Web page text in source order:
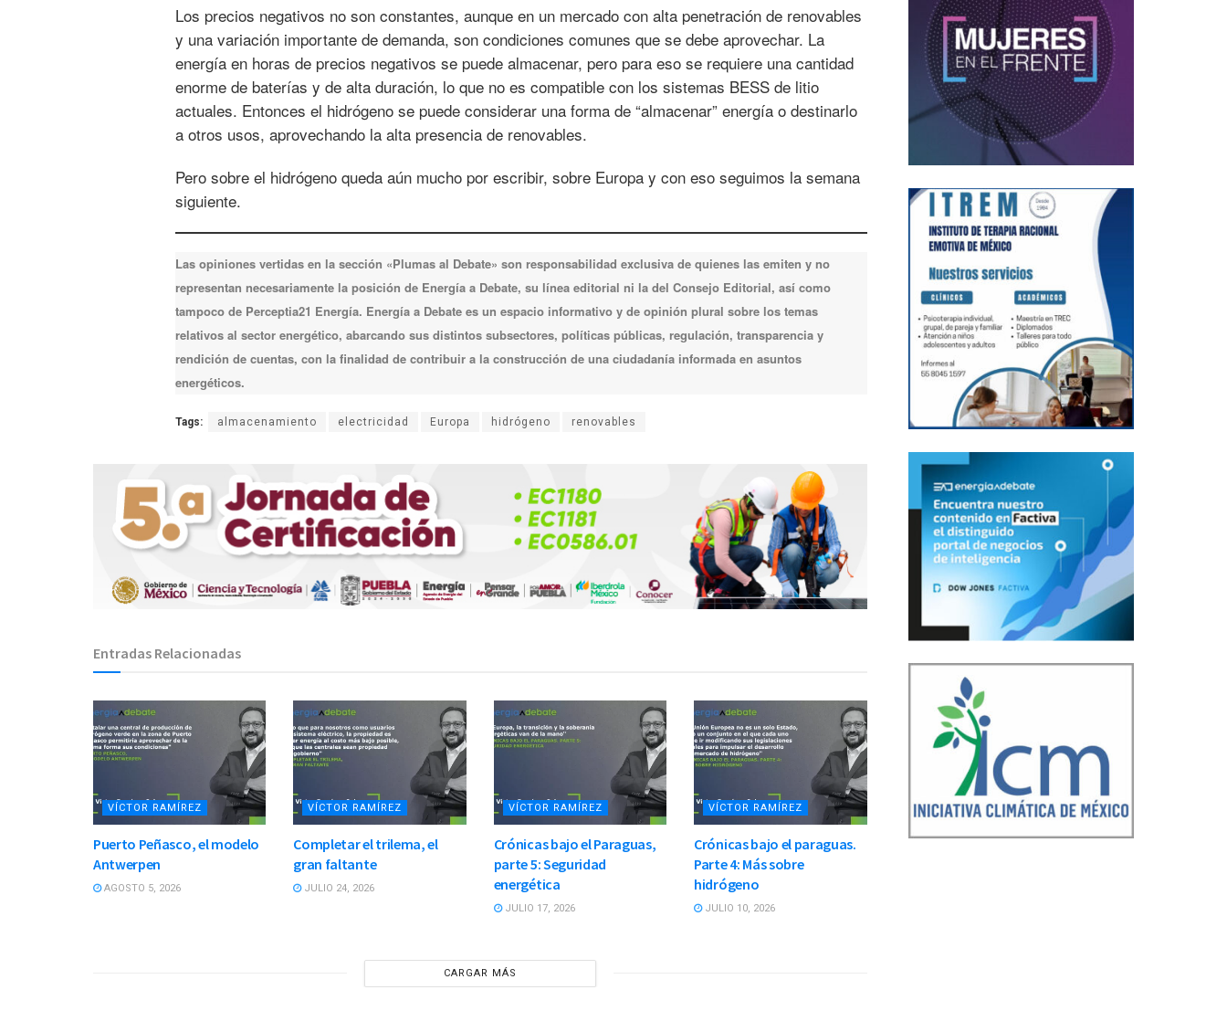
Los precios negativos no son constantes, aunque en un mercado con alta penetración de renovables
y una variación importante de demanda, son condiciones comunes que se debe aprovechar. La
energía en horas de precios negativos se puede almacenar, pero para eso se requiere una cantidad
enorme de baterías y de alta duración, lo que no es compatible con los sistemas BESS de litio
actuales. Entonces el hidrógeno se puede considerar una forma de “almacenar” energía o destinarlo
a otros usos, aprovechando la alta presencia de renovables.
Pero sobre el hidrógeno queda aún mucho por escribir, sobre Europa y con eso seguimos la semana
siguiente.
Las opiniones vertidas en la sección «Plumas al Debate» son responsabilidad exclusiva de quienes las emiten y no
representan necesariamente la posición de Energía a Debate, su línea editorial ni la del Consejo Editorial, así como
tampoco de Perceptia21 Energía. Energía a Debate es un espacio informativo y de opinión plural sobre los temas
relativos al sector energético, abarcando sus distintos subsectores, políticas públicas, regulación, transparencia y
rendición de cuentas, con la finalidad de contribuir a la construcción de una ciudadanía informada en asuntos
energéticos.
Tags: almacenamiento electricidad Europa hidrógeno renovables
Entradas Relacionadas
VÍCTOR RAMÍREZ
Puerto Peñasco, el modelo
Antwerpen
AGOSTO 5, 2026
VÍCTOR RAMÍREZ
Completar el trilema, el
gran faltante
JULIO 24, 2026
VÍCTOR RAMÍREZ
Crónicas bajo el Paraguas,
parte 5: Seguridad
energética
JULIO 17, 2026
VÍCTOR RAMÍREZ
Crónicas bajo el paraguas.
Parte 4: Más sobre
hidrógeno
JULIO 10, 2026
CARGAR MÁS